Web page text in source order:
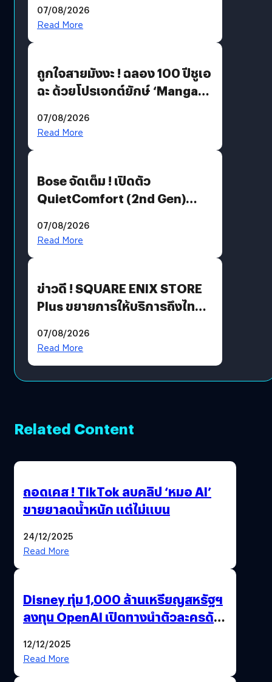
07/08/2026
Read More
ถูกใจสายมังงะ ! ฉลอง 100 ปีชูเอ
ฉะ ด้วยโปรเจกต์ยักษ์ ‘Manga
มีภาษาไทยด้วย
07/08/2026
Read More
Bose จัดเต็ม ! เปิดตัว
QuietComfort (2nd Gen)
07/08/2026
Read More
ข่าวดี ! SQUARE ENIX STORE
Plus ขยายการให้บริการถึงไทย
โดยตรง
07/08/2026
Read More
Related Content
ถอดเคส ! TikTok ลบคลิป ‘หมอ AI’
ขายยาลดน้ำหนัก แต่ไม่แบน
24/12/2025
Read More
Disney ทุ่ม 1,000 ล้านเหรียญสหรัฐฯ
ลงทุน OpenAI เปิดทางนำตัวละครดัง
12/12/2025
Read More